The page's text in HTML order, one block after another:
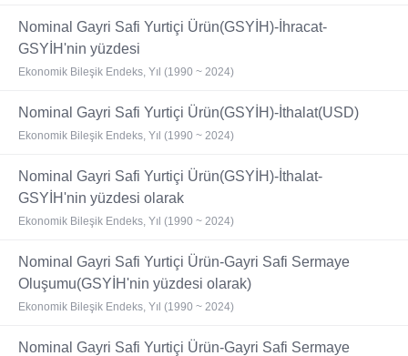
Nominal Gayri Safi Yurtiçi Ürün(GSYİH)-İhracat-
GSYİH'nin yüzdesi
Ekonomik Bileşik Endeks, Yıl (1990 ~ 2024)
Nominal Gayri Safi Yurtiçi Ürün(GSYİH)-İthalat(USD)
Ekonomik Bileşik Endeks, Yıl (1990 ~ 2024)
Nominal Gayri Safi Yurtiçi Ürün(GSYİH)-İthalat-
GSYİH'nin yüzdesi olarak
Ekonomik Bileşik Endeks, Yıl (1990 ~ 2024)
Nominal Gayri Safi Yurtiçi Ürün-Gayri Safi Sermaye
Oluşumu(GSYİH'nin yüzdesi olarak)
Ekonomik Bileşik Endeks, Yıl (1990 ~ 2024)
Nominal Gayri Safi Yurtiçi Ürün-Gayri Safi Sermaye